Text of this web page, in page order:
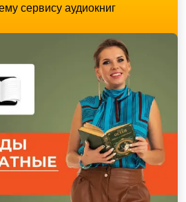
сервису аудиокниг